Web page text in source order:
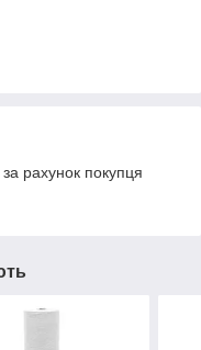
рахунок покупця